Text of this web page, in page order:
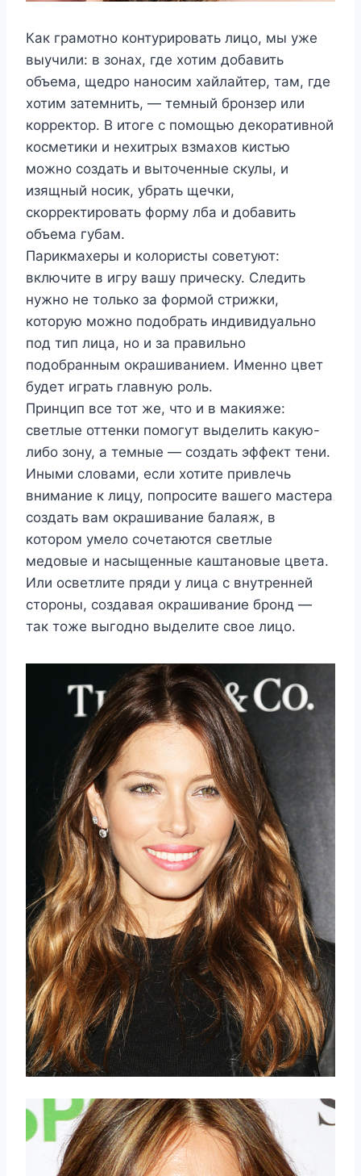
Как грамотно контурировать лицо, мы уже
выучили: в зонах, где хотим добавить
объема, щедро наносим хайлайтер, там, где
хотим затемнить, — темный бронзер или
корректор. В итоге с помощью декоративной
косметики и нехитрых взмахов кистью
можно создать и выточенные скулы, и
изящный носик, убрать щечки,
скорректировать форму лба и добавить
объема губам.
Парикмахеры и колористы советуют:
включите в игру вашу прическу. Следить
нужно не только за формой стрижки,
которую можно подобрать индивидуально
под тип лица, но и за правильно
подобранным окрашиванием. Именно цвет
будет играть главную роль.
Принцип все тот же, что и в макияже:
светлые оттенки помогут выделить какую-
либо зону, а темные — создать эффект тени.
Иными словами, если хотите привлечь
внимание к лицу, попросите вашего мастера
создать вам окрашивание балаяж, в
котором умело сочетаются светлые
медовые и насыщенные каштановые цвета.
Или осветлите пряди у лица с внутренней
стороны, создавая окрашивание бронд —
так тоже выгодно выделите свое лицо.